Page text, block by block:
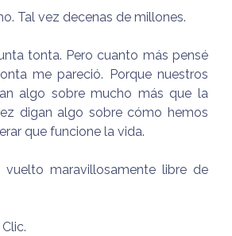
Tal vez decenas de millones.
tonta. Pero cuanto más pensé
me pareció. Porque nuestros
algo sobre mucho más que la
digan algo sobre cómo hemos
que funcione la vida.
maravillosamente libre de